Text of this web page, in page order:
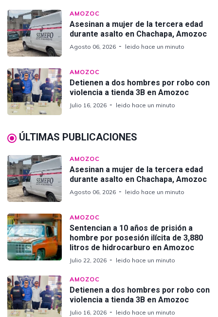
AMOZOC
Asesinan a mujer de la tercera edad
durante asalto en Chachapa, Amozoc
Agosto 06, 2026 leido hace un minuto
AMOZOC
Detienen a dos hombres por robo con
violencia a tienda 3B en Amozoc
Julio 16, 2026 leido hace un minuto
ÚLTIMAS PUBLICACIONES
AMOZOC
Asesinan a mujer de la tercera edad
durante asalto en Chachapa, Amozoc
Agosto 06, 2026 leido hace un minuto
AMOZOC
Sentencian a 10 años de prisión a
hombre por posesión ilícita de 3,880
litros de hidrocarburo en Amozoc
Julio 22, 2026 leido hace un minuto
AMOZOC
Detienen a dos hombres por robo con
violencia a tienda 3B en Amozoc
Julio 16, 2026 leido hace un minuto